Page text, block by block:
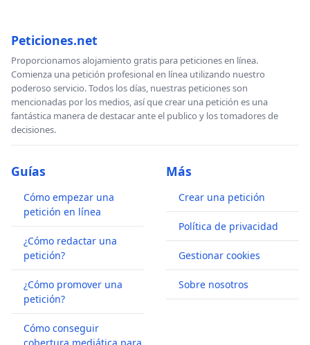
Peticiones.net
Proporcionamos alojamiento gratis para peticiones en línea.
Comienza una petición profesional en línea utilizando nuestro
poderoso servicio. Todos los días, nuestras peticiones son
mencionadas por los medios, así que crear una petición es una
fantástica manera de destacar ante el publico y los tomadores de
decisiones.
Guías
Cómo empezar una
petición en línea
¿Cómo redactar una
petición?
¿Cómo promover una
petición?
Cómo conseguir
Más
Crear una petición
Política de privacidad
Gestionar cookies
Sobre nosotros